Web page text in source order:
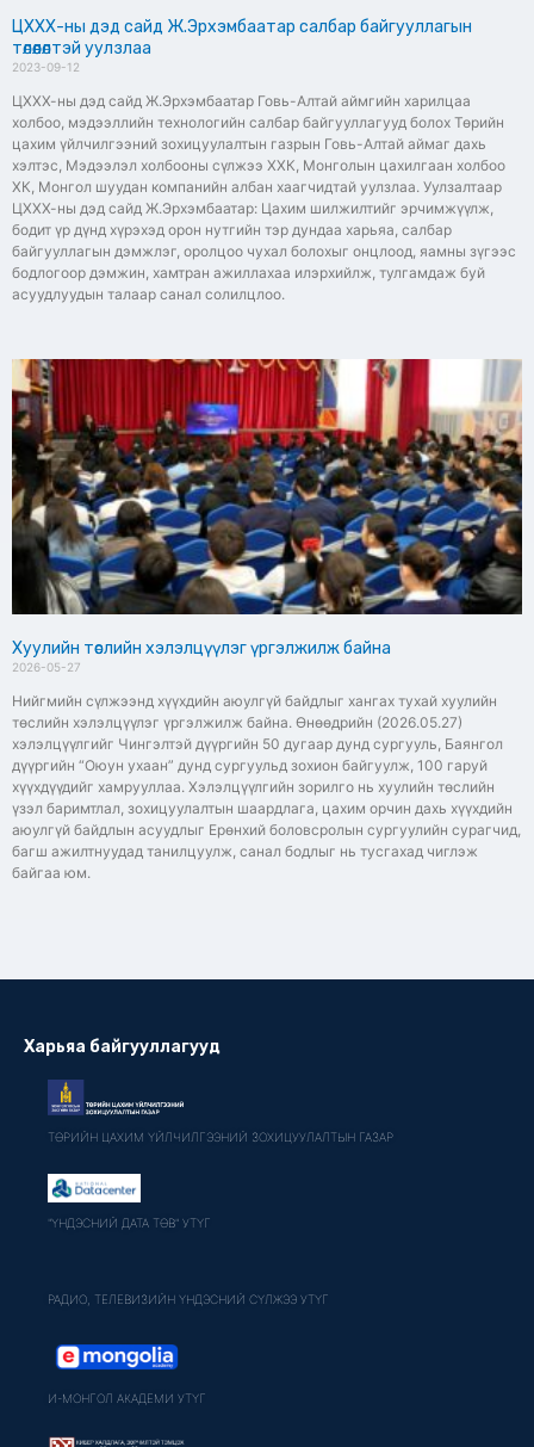
ЦХХХ-ны дэд сайд Ж.Эрхэмбаатар салбар байгууллагын
төлөөлөлтэй уулзлаа
2023-09-12
ЦХХХ-ны дэд сайд Ж.Эрхэмбаатар Говь-Алтай аймгийн харилцаа
холбоо, мэдээллийн технологийн салбар байгууллагууд болох Төрийн
цахим үйлчилгээний зохицуулалтын газрын Говь-Алтай аймаг дахь
хэлтэс, Мэдээлэл холбооны сүлжээ ХХК, Монголын цахилгаан холбоо
ХК, Монгол шуудан компанийн албан хаагчидтай уулзлаа. Уулзалтаар
ЦХХХ-ны дэд сайд Ж.Эрхэмбаатар: Цахим шилжилтийг эрчимжүүлж,
бодит үр дүнд хүрэхэд орон нутгийн тэр дундаа харьяа, салбар
байгууллагын дэмжлэг, оролцоо чухал болохыг онцлоод, яамны зүгээс
бодлогоор дэмжин, хамтран ажиллахаа илэрхийлж, тулгамдаж буй
асуудлуудын талаар санал солилцлоо.
Хуулийн төслийн хэлэлцүүлэг үргэлжилж байна
2026-05-27
Нийгмийн сүлжээнд хүүхдийн аюулгүй байдлыг хангах тухай хуулийн
төслийн хэлэлцүүлэг үргэлжилж байна. Өнөөдрийн (2026.05.27)
хэлэлцүүлгийг Чингэлтэй дүүргийн 50 дугаар дунд сургууль, Баянгол
дүүргийн “Оюун ухаан” дунд сургуульд зохион байгуулж, 100 гаруй
хүүхдүүдийг хамрууллаа. Хэлэлцүүлгийн зорилго нь хуулийн төслийн
үзэл баримтлал, зохицуулалтын шаардлага, цахим орчин дахь хүүхдийн
аюулгүй байдлын асуудлыг Ерөнхий боловсролын сургуулийн сурагчид,
багш ажилтнуудад танилцуулж, санал бодлыг нь тусгахад чиглэж
байгаа юм.
Харьяа байгууллагууд
ТӨРИЙН ЦАХИМ ҮЙЛЧИЛГЭЭНИЙ ЗОХИЦУУЛАЛТЫН ГАЗАР
"ҮНДЭСНИЙ ДАТА ТӨВ" УТҮГ
РАДИО, ТЕЛЕВИЗИЙН ҮНДЭСНИЙ СҮЛЖЭЭ УТҮГ
И-МОНГОЛ АКАДЕМИ УТҮГ